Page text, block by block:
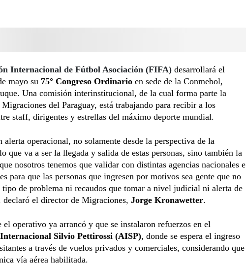
Internacional de Fútbol Asociación (FIFA) desarrollará el
mayo su 75° Congreso Ordinario en sede de la Conmebol,
Una comisión interinstitucional, de la cual forma parte la
del Paraguay, está trabajando para recibir a los
staff, dirigentes y estrellas del máximo deporte mundial.
alerta operacional, no solamente desde la perspectiva de la
que va a ser la llegada y salida de estas personas, sino también la
nosotros tenemos que validar con distintas agencias nacionales e
para que las personas que ingresen por motivos sea gente que no
tipo de problema ni recaudos que tomar a nivel judicial ni alerta de
declaró el director de Migraciones, Jorge Kronawetter.
el operativo ya arrancó y que se instalaron refuerzos en el
Silvio Pettirossi (AISP), donde se espera el ingreso
a través de vuelos privados y comerciales, considerando que
vía aérea habilitada.